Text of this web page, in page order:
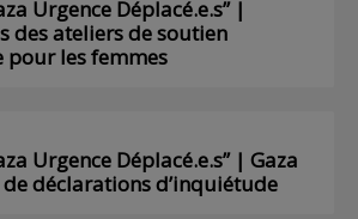
Urgence Déplacé.e.s” |
des ateliers de soutien
pour les femmes
Urgence Déplacé.e.s” | Gaza
de déclarations d’inquiétude